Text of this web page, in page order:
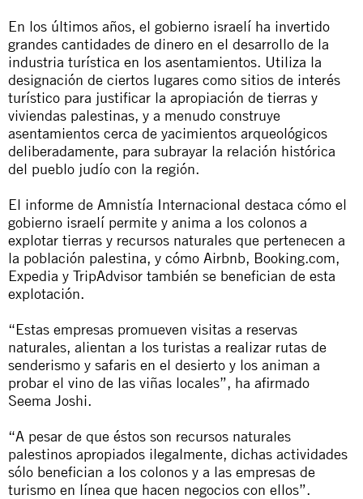
En los últimos años, el gobierno israelí ha invertido
grandes cantidades de dinero en el desarrollo de la
industria turística en los asentamientos. Utiliza la
designación de ciertos lugares como sitios de interés
turístico para justificar la apropiación de tierras y
viviendas palestinas, y a menudo construye
asentamientos cerca de yacimientos arqueológicos
deliberadamente, para subrayar la relación histórica
del pueblo judío con la región.
El informe de Amnistía Internacional destaca cómo el
gobierno israelí permite y anima a los colonos a
explotar tierras y recursos naturales que pertenecen a
la población palestina, y cómo Airbnb, Booking.com,
Expedia y TripAdvisor también se benefician de esta
explotación.
“Estas empresas promueven visitas a reservas
naturales, alientan a los turistas a realizar rutas de
senderismo y safaris en el desierto y los animan a
probar el vino de las viñas locales”, ha afirmado
Seema Joshi.
“A pesar de que éstos son recursos naturales
palestinos apropiados ilegalmente, dichas actividades
sólo benefician a los colonos y a las empresas de
turismo en línea que hacen negocios con ellos”.